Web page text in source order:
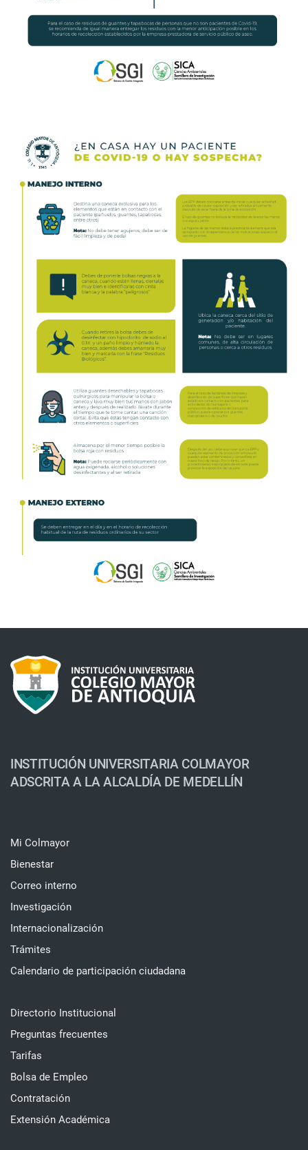
INSTITUCIÓN UNIVERSITARIA COLMAYOR
ADSCRITA A LA ALCALDÍA DE MEDELLÍN
Mi Colmayor
Bienestar
Correo interno
Investigación
Internacionalización
Trámites
Calendario de participación ciudadana
Directorio Institucional
Preguntas frecuentes
Tarifas
Bolsa de Empleo
Contratación
Extensión Académica